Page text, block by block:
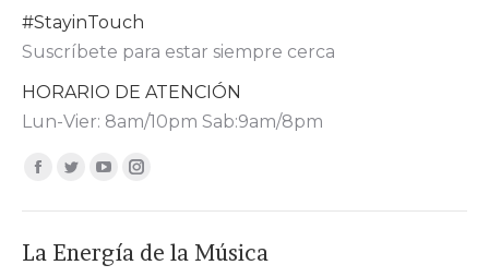
#StayinTouch
Suscríbete para estar siempre cerca
HORARIO DE ATENCIÓN
Lun-Vier: 8am/10pm Sab:9am/8pm
Encuéntranos en:
Facebook
page
in
Twitter
page
in
YouTube
page
in
Instagram
page
in
La Energía de la Música